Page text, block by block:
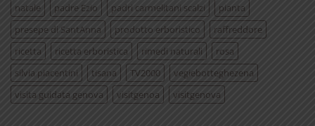
natale
padre Ezio padri carmelitani scalzi
pianta
presepe di SantAnna
prodotto erboristico
raffreddore
ricetta
ricetta erboristica rimedi naturali
rosa
silvia piacentini
tisana TV2000
vegiebotteghezena
visita guidata genova
visitgenoa visitgenova